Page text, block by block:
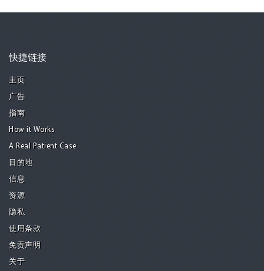
快捷链接
主页
广告
指南
How it Works
A Real Patient Case
目的地
信息
资源
隐私
使用条款
免责声明
关于